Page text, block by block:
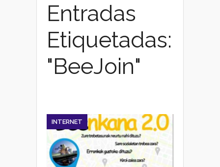
Entradas
Etiquetadas:
"BeeJoin"
INTERNET